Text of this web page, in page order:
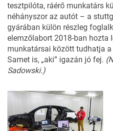
tesztpilóta, ráérő munkatárs
néhányszor az autót – a
gyárában külön részleg
elemzőlabort 2018-ban hozta
munkatársai között tudhatja
Samet is, „aki” igazán jó fej.
Sadowski.)